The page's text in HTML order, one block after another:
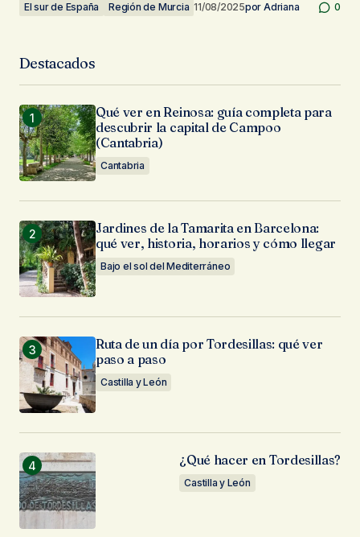
El sur de España Región de Murcia 11/08/2025por Adriana 0
Destacados
Qué ver en Reinosa: guía completa para
descubrir la capital de Campoo
(Cantabria)
Cantabria
Jardines de la Tamarita en Barcelona:
qué ver, historia, horarios y cómo llegar
Bajo el sol del Mediterráneo
Ruta de un día por Tordesillas: qué ver
paso a paso
Castilla y León
¿Qué hacer en Tordesillas?
Castilla y León